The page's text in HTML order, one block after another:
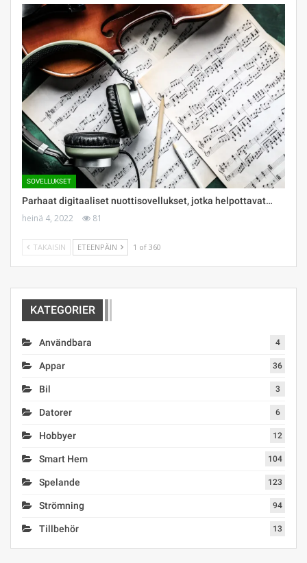
SOVELLUKSET
Parhaat digitaaliset nuottisovellukset, jotka helpottavat…
heinä 4, 2022 81
TAKAISIN ETEENPÄIN 1 of 360
KATEGORIER
Användbara 4
Appar 36
Bil 3
Datorer 6
Hobbyer 12
Smart Hem 104
Spelande 123
Strömning 94
Tillbehör 13